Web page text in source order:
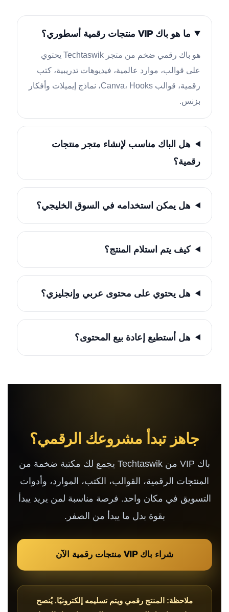
ما هو باك VIP منتجات رقمية أسطوري؟
هو باك رقمي ضخم من متجر Techtaswik يحتوي
على قوالب، موارد عالمية، فيديوهات تدريبية، كتب
رقمية، قوالب Canva، Hooks، نماذج إيميلات وأفكار
بزنس.
هل الباك مناسب لإنشاء متجر منتجات
رقمية؟
هل يمكن استخدامه في السوق الخليجي؟
كيف يتم استلام المنتج؟
هل يحتوي على محتوى عربي وإنجليزي؟
هل أستطيع إعادة بيع المحتوى؟
جاهز تبدأ مشروعك الرقمي؟
باك VIP من Techtaswik يجمع لك مكتبة ضخمة من
المنتجات الرقمية، القوالب، الكتب، الموارد، وأدوات
التسويق في مكان واحد. فرصة مناسبة لمن يريد يبدأ
بقوة بدل ما يبدأ من الصفر.
شراء باك VIP منتجات رقمية الآن
ملاحظة: المنتج رقمي ويتم تسليمه إلكترونيًا. يُنصح